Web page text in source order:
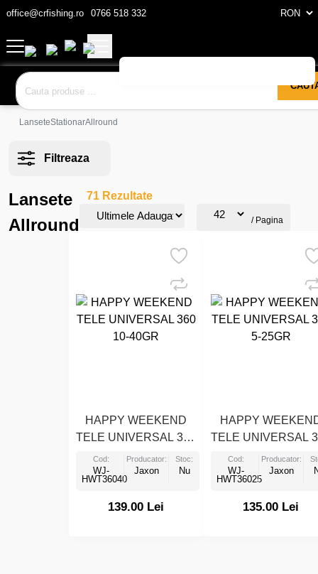
office@crfishing.ro 0766 518 332
LanseteStationarAllround
Filtreaza
Lansete
Allround
71 Rezultate
/ Pagina
HAPPY WEEKEND
TELE UNIVERSAL 360
10-40GR
Cod:
WJ-
HWT36040
Producator:
Jaxon
Stoc:
Nu
139.00 Lei
HAPPY
TELE UNIVERSAL
5-25GR
Cod:
WJ-
HWT36025
Producator:
Jaxon
135.00 Lei